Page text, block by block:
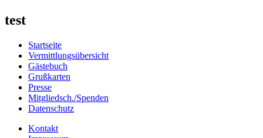
test
Startseite
Vermittlungsübersicht
Gästebuch
Grußkarten
Presse
Mitgliedsch./Spenden
Datenschutz
Kontakt